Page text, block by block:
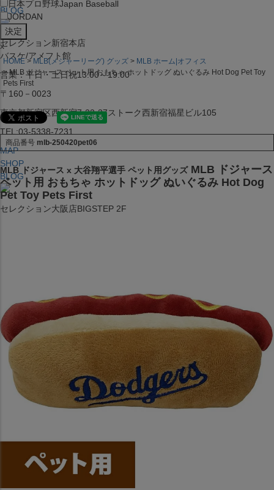
BLOG
セレクション新宿本店
バスケ/アメフト館
営業：平日・土日祝13:00～19:00
〒160－0023
東京都新宿区西新宿7-22-37ストーク西新宿福星ビル105
TEL:03-5338-7231
MAP
SHOP
BLOG
セレクション大阪店BIGSTEP 2F
MAP
SHOP
BLOG
JR水道橋駅西口店
営業：土・日・祝日のみ 12:00-18:00
日本プロ野球Japan Baseball
JORDAN
x
HOME MLB(メジャーリーグ) グッズ
MLB ホーム|オフィス
MLB ドジャース ペット用 おもちゃ ホットドッグ ぬいぐるみ Hot Dog Pet Toy
Pets First
商品番号 mlb-250420pet06
MLB ドジャース x 大谷翔平選手 ペット用グッズ MLB ドジャース
ペット用 おもちゃ ホットドッグ ぬいぐるみ Hot Dog
Pet Toy Pets First